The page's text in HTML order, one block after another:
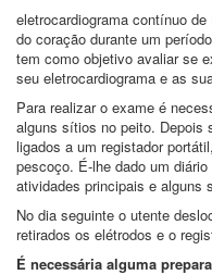
eletrocardiograma contínuo
do coração durante um
tem como objetivo avaliar se
seu eletrocardiograma e as
Para realizar o exame é
alguns sítios no peito. Depois
ligados a um registador
pescoço. É-lhe dado um
atividades principais e alguns
No dia seguinte o utente
retirados os elétrodos e o
É necessária alguma